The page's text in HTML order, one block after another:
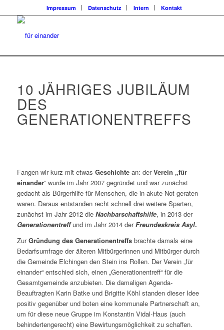
Impressum Datenschutz Intern Kontakt
10 JÄHRIGES JUBILÄUM
DES
GENERATIONENTREFFS
Fangen wir kurz mit etwas Geschichtean: derVerein „für
einander“ wurde im Jahr 2007 gegründet und war zunächst
gedacht als Bürgerhilfe für Menschen, die in akute Not geraten
waren. Daraus entstanden recht schnell drei weitere Sparten,
zunächst im Jahr 2012 die Nachbarschaftshilfe, in 2013 der
Generationentreffund im Jahr 2014 derFreundeskreis Asyl.
ZurGründung des Generationentreffsbrachte damals eine
Bedarfsumfrage der älteren Mitbürgerinnen und Mitbürger durch
die Gemeinde Elchingen den Stein ins Rollen. Der Verein „für
einander“ entschied sich, einen „Generationentreff“ für die
Gesamtgemeinde anzubieten. Die damaligen Agenda-
Beauftragten Karin Batke und Brigitte Köhl standen dieser Idee
positiv gegenüber und boten eine kommunale Partnerschaft an,
um für diese neue Gruppe im Konstantin Vidal-Haus (auch
behindertengerecht) eine Bewirtungsmöglichkeit zu schaffen.